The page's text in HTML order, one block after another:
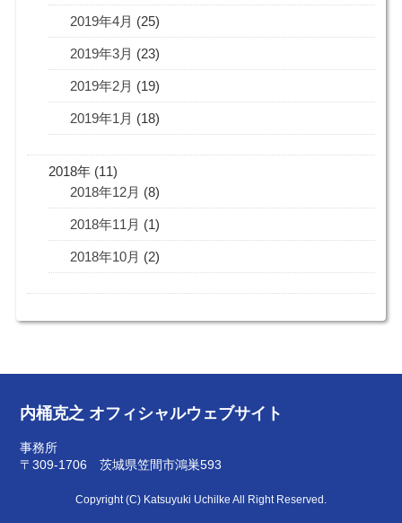
2019年4月 (25)
2019年3月 (23)
2019年2月 (19)
2019年1月 (18)
2018年 (11)
2018年12月 (8)
2018年11月 (1)
2018年10月 (2)
内桶克之 オフィシャルウェブサイト
事務所
〒309-1706 茨城県笠間市鴻巣593
Copyright (C) Katsuyuki Uchilke All Right Reserved.